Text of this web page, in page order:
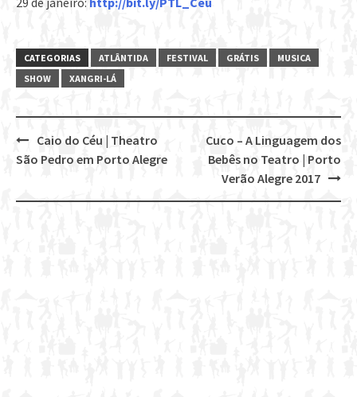
CATEGORIAS ATLÂNTIDA FESTIVAL GRÁTIS
MUSICA
SHOW
XANGRI-LÁ
Post
Cuco – A Linguagem dos
Bebês no Teatro | Porto
Verão Alegre 2017
Caio do Céu | Theatro
São Pedro em Porto Alegre